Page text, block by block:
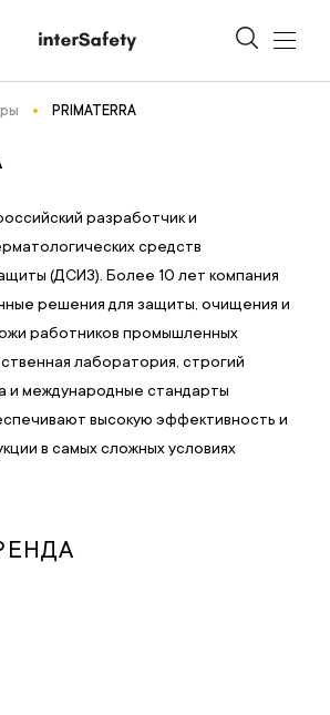
PRIMATERRA
разработчик и
средств
(ДСИЗ). Более 10 лет компания
решения для защиты, очищения и
работников промышленных
лаборатория, строгий
и международные стандарты
высокую эффективность и
в самых сложных условиях